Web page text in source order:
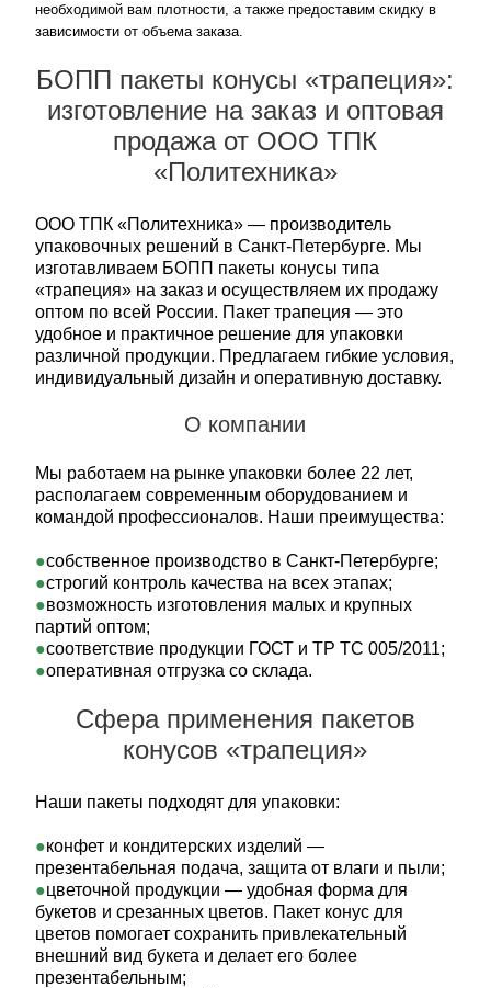
необходимой вам плотности, а также предоставим скидку в
зависимости от объема заказа.
БОПП пакеты конусы «трапеция»:
изготовление на заказ и оптовая
продажа от ООО ТПК
«Политехника»
ООО ТПК «Политехника» — производитель
упаковочных решений в Санкт‑Петербурге. Мы
изготавливаем БОПП пакеты конусы типа
«трапеция» на заказ и осуществляем их продажу
оптом по всей России. Пакет трапеция — это
удобное и практичное решение для упаковки
различной продукции. Предлагаем гибкие условия,
индивидуальный дизайн и оперативную доставку.
О компании
Мы работаем на рынке упаковки более 22 лет,
располагаем современным оборудованием и
командой профессионалов. Наши преимущества:
собственное производство в Санкт‑Петербурге;
строгий контроль качества на всех этапах;
возможность изготовления малых и крупных
партий оптом;
соответствие продукции ГОСТ и ТР ТС 005/2011;
оперативная отгрузка со склада.
Сфера применения пакетов
конусов «трапеция»
Наши пакеты подходят для упаковки:
конфет и кондитерских изделий —
презентабельная подача, защита от влаги и пыли;
цветочной продукции — удобная форма для
букетов и срезанных цветов. Пакет конус для
цветов помогает сохранить привлекательный
внешний вид букета и делает его более
презентабельным;